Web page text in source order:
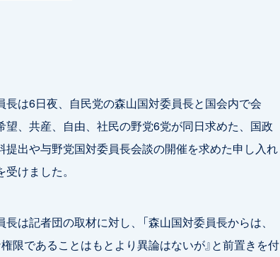
は6日夜、自民党の森山国対委員長と国会内で会
望、共産、自由、社民の野党6党が同日求めた、国政
提出や与野党国対委員長会談の開催を求めた申し入れ
けました。
は記者団の取材に対し、「森山国対委員長からは、
限であることはもとより異論はないが』と前置きを付